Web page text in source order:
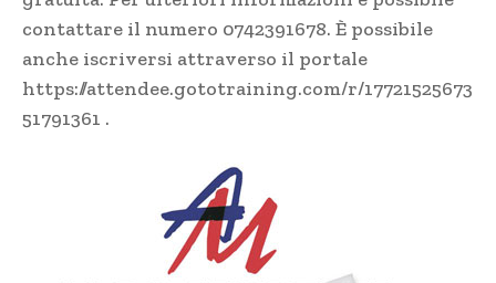
contattare il numero 0742391678. È possibile
anche iscriversi attraverso il portale
https://attendee.gototraining.com/r/17721525673
51791361 .